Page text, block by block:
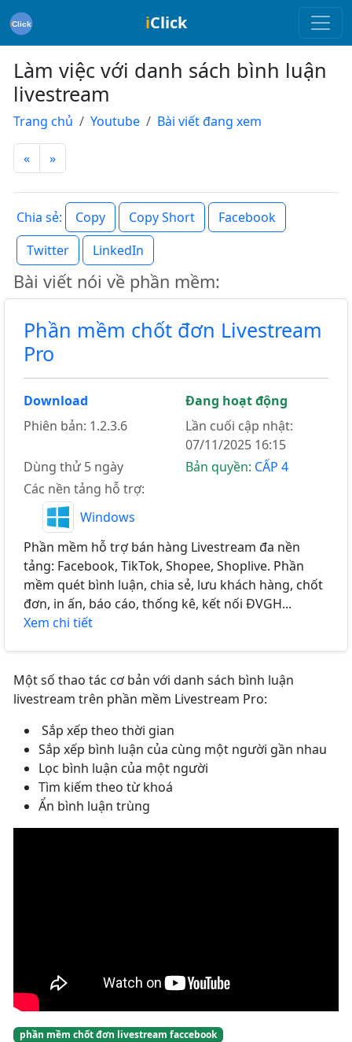
iClick
Làm việc với danh sách bình luận
livestream
Trang chủ Youtube Bài viết đang xem
« »
Chia sẻ: Copy Copy Short
Facebook
Twitter
LinkedIn
Bài viết nói về phần mềm:
Phần mềm chốt đơn Livestream
Pro
Download
Đang hoạt động
Phiên bản: 1.2.3.6
Lần cuối cập nhật:
07/11/2025 16:15
Dùng thử 5 ngày
Bản quyền: CẤP 4
Các nền tảng hỗ trợ:
Windows
Phần mềm hỗ trợ bán hàng Livestream đa nền
tảng: Facebook, TikTok, Shopee, Shoplive. Phần
mềm quét bình luận, chia sẻ, lưu khách hàng, chốt
đơn, in ấn, báo cáo, thống kê, kết nối ĐVGH...
Xem chi tiết
Một số thao tác cơ bản với danh sách bình luận
livestream trên phần mềm Livestream Pro:
Sắp xếp theo thời gian
Sắp xếp bình luận của cùng một người gần nhau
Lọc bình luận của một người
Tìm kiếm theo từ khoá
Ẩn bình luận trùng
phần mềm chốt đơn livestream faccebook